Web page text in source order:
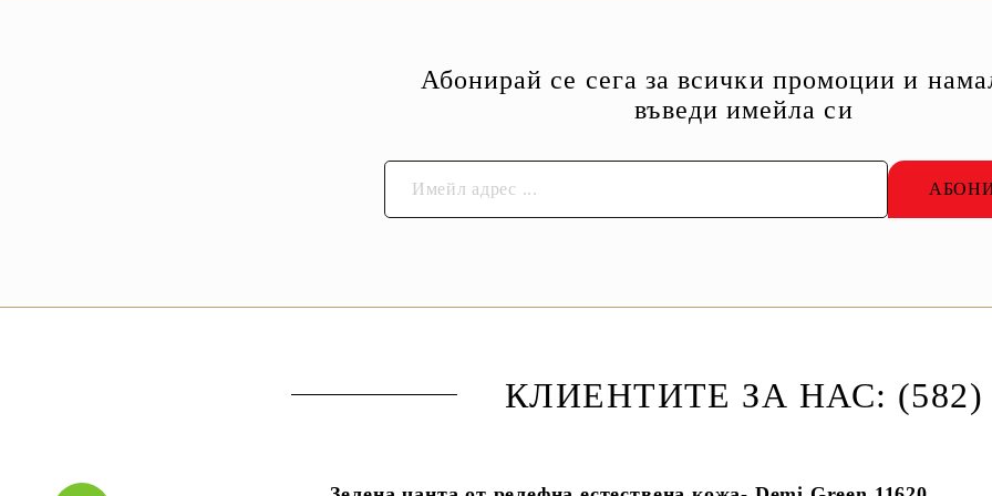
Абонирай се сега за всички промоции и
въведи имейла си
КЛИЕНТИТЕ ЗА НАС: (582)